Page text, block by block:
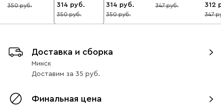
10
350 314
10
350
314
10
350
10
347 312
10
347
Доставка и сборка
Минск
Доставим за 35
Финальная цена